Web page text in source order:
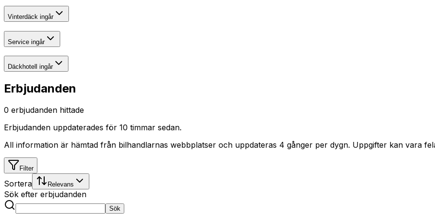
Vinterdäck ingår
Service ingår
Däckhotell ingår
Erbjudanden
0 erbjudanden hittade
Erbjudanden uppdaterades för 10 timmar sedan.
All information är hämtad från bilhandlarnas webbplatser och uppdateras 4 gånger per dygn. Uppgifter kan vara
Filter
Sortera Relevans
Sök efter erbjudanden
Sök